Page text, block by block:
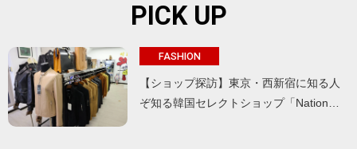
PICK UP
FASHION
【ショップ探訪】東京・西新宿に知る人
ぞ知る韓国セレクトショップ「Nation…